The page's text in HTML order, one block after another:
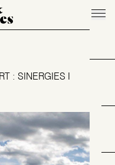
: SINERGIES I